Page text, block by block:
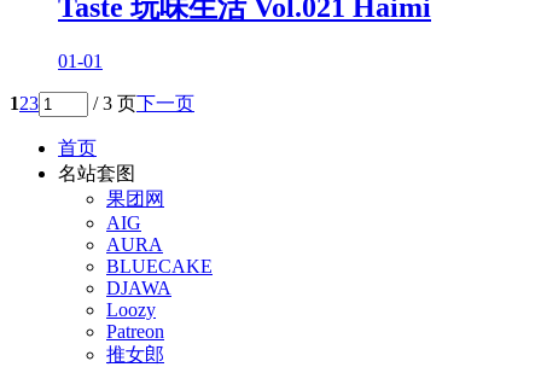
Taste 玩味生活 Vol.021 Haimi
01-01
123 / 3 页下一页
首页
名站套图
果团网
AIG
AURA
BLUECAKE
DJAWA
Loozy
Patreon
推女郎